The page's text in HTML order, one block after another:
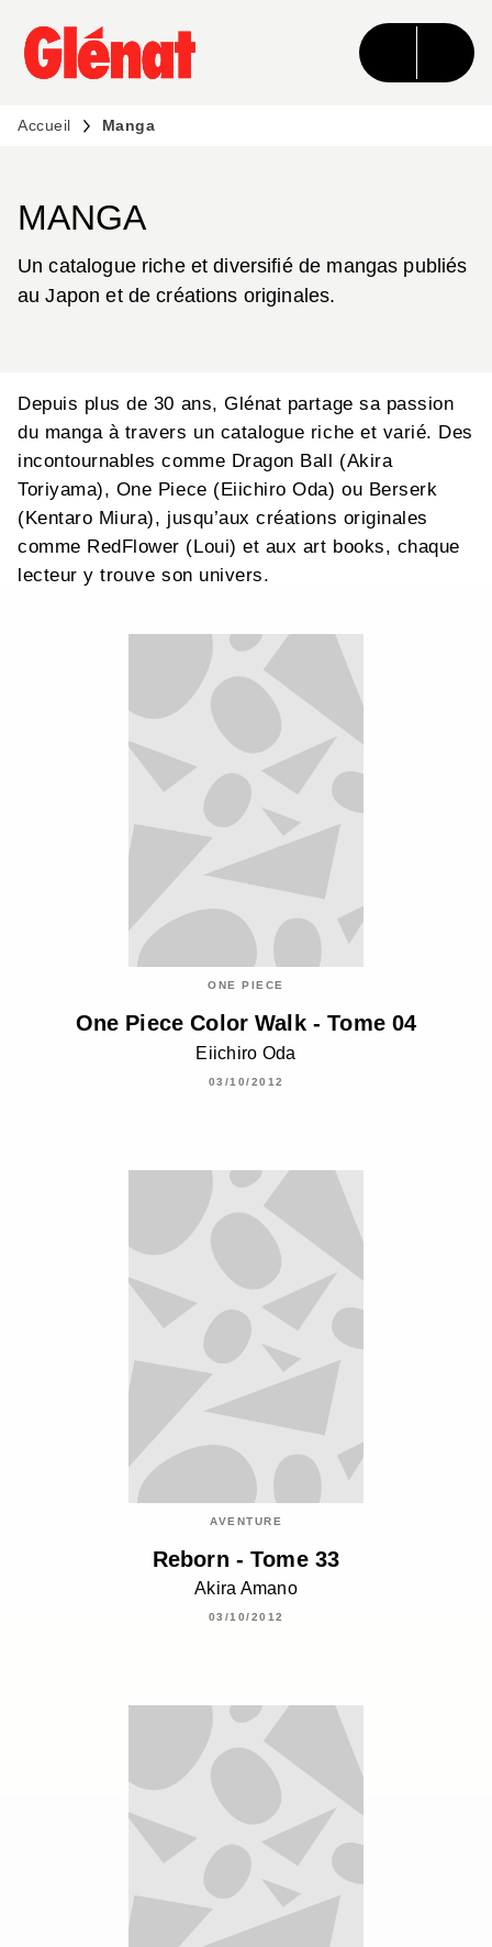
MENU RECHERCHE CONTENU
PIED DE PAGE
Accueil Manga
MANGA
Un catalogue riche et diversifié de mangas publiés
au Japon et de créations originales.
Depuis plus de 30 ans, Glénat partage sa passion
du manga à travers un catalogue riche et varié. Des
incontournables comme Dragon Ball (Akira
Toriyama), One Piece (Eiichiro Oda) ou Berserk
(Kentaro Miura), jusqu’aux créations originales
comme RedFlower (Loui) et aux art books, chaque
lecteur y trouve son univers.
ONE PIECE
One Piece Color Walk - Tome 04
Eiichiro Oda
03/10/2012
AVENTURE
Reborn - Tome 33
Akira Amano
03/10/2012